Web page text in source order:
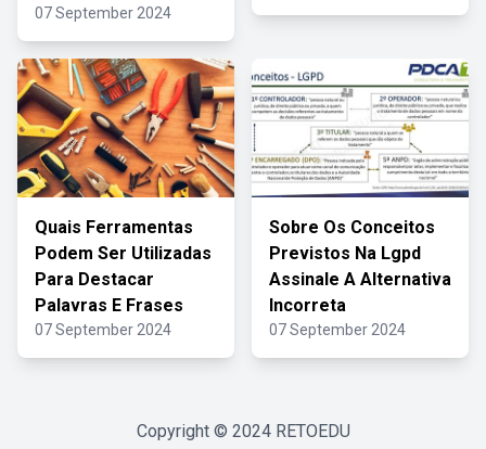
07 September 2024
Quais Ferramentas
Podem Ser Utilizadas
Para Destacar
Palavras E Frases
07 September 2024
Sobre Os Conceitos
Previstos Na Lgpd
Assinale A Alternativa
Incorreta
07 September 2024
Copyright © 2024 RETOEDU